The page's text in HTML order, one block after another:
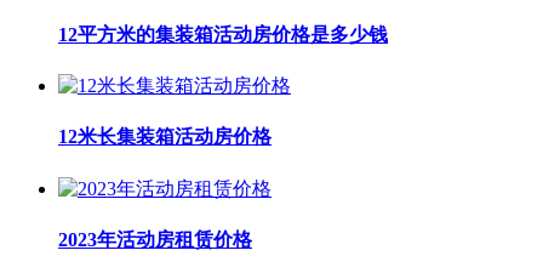
12平方米的集装箱活动房价格是多少钱
12米长集装箱活动房价格
2023年活动房租赁价格